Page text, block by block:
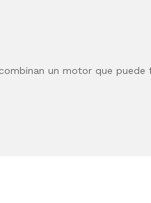
un motor que puede